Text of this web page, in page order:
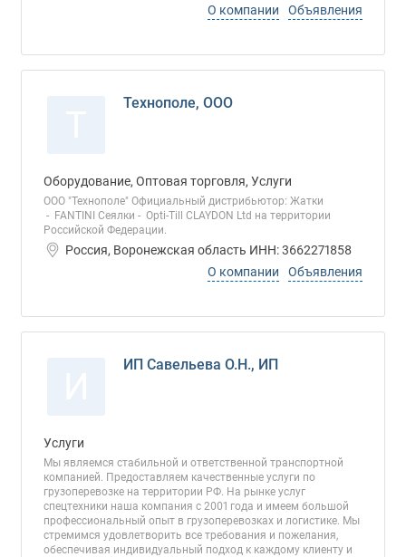
О компании Объявления
Технополе, ООО
Оборудование, Оптовая торговля, Услуги
ООО "Технополе" Официальный дистрибьютор: Жатки
- FANTINI Сеялки - Opti-Till CLAYDON Ltd на территории
Российской Федерации.
Россия, Воронежская область ИНН: 3662271858
О компании
Объявления
ИП Савельева О.Н., ИП
Услуги
Мы являемся стабильной и ответственной транспортной
компанией. Предоставляем качественные услуги по
грузоперевозке на территории РФ. На рынке услуг
спецтехники наша компания с 2001 года и имеем большой
профессиональный опыт в грузоперевозках и логистике. Мы
стремимся удовлетворить все требования и пожелания,
обеспечивая индивидуальный подход к каждому клиенту и